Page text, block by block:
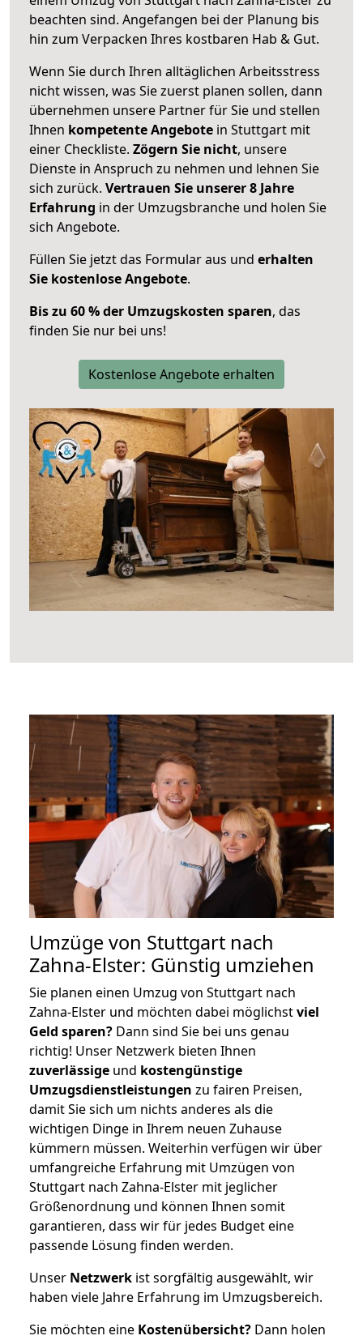
beachten sind. Angefangen bei der Planung bis
hin zum Verpacken Ihres kostbaren Hab & Gut.
Wenn Sie durch Ihren alltäglichen Arbeitsstress
nicht wissen, was Sie zuerst planen sollen, dann
übernehmen unsere Partner für Sie und stellen
Ihnen kompetente Angebote in Stuttgart mit
einer Checkliste. Zögern Sie nicht, unsere
Dienste in Anspruch zu nehmen und lehnen Sie
sich zurück. Vertrauen Sie unserer 8 Jahre
Erfahrung in der Umzugsbranche und holen Sie
sich Angebote.
Füllen Sie jetzt das Formular aus und erhalten
Sie kostenlose Angebote.
Bis zu 60 % der Umzugskosten sparen, das
finden Sie nur bei uns!
Kostenlose Angebote erhalten
Umzüge von Stuttgart nach
Zahna-Elster: Günstig umziehen
Sie planen einen Umzug von Stuttgart nach
Zahna-Elster und möchten dabei möglichstviel
Geld sparen? Dann sind Sie bei uns genau
richtig! Unser Netzwerk bieten Ihnen
zuverlässige und kostengünstige
Umzugsdienstleistungen zu fairen Preisen,
damit Sie sich um nichts anderes als die
wichtigen Dinge in Ihrem neuen Zuhause
kümmern müssen. Weiterhin verfügen wir über
umfangreiche Erfahrung mit Umzügen von
Stuttgart nach Zahna-Elster mit jeglicher
Größenordnung und können Ihnen somit
garantieren, dass wir für jedes Budget eine
passende Lösung finden werden.
Unser Netzwerk ist sorgfältig ausgewählt, wir
haben viele Jahre Erfahrung im Umzugsbereich.
Sie möchten eine Kostenübersicht? Dann holen